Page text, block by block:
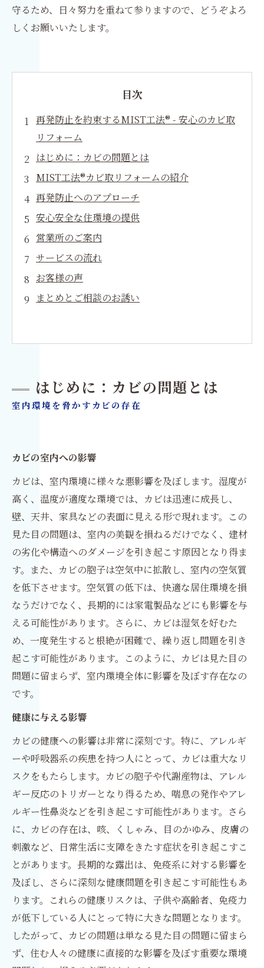
守るため、日々努力を重ねて参りますので、どうぞよろ
しくお願いいたします。
目次
再発防止を約束するMIST工法® - 安心のカビ取
リフォーム
はじめに：カビの問題とは
MIST工法®カビ取リフォームの紹介
再発防止へのアプローチ
安心安全な住環境の提供
営業所のご案内
サービスの流れ
お客様の声
まとめとご相談のお誘い
はじめに：カビの問題とは
室内環境を脅かすカビの存在
カビの室内への影響
カビは、室内環境に様々な悪影響を及ぼします。湿度が
高く、温度が適度な環境では、カビは迅速に成長し、
壁、天井、家具などの表面に見える形で現れます。この
見た目の問題は、室内の美観を損ねるだけでなく、建材
の劣化や構造へのダメージを引き起こす原因となり得ま
す。また、カビの胞子は空気中に拡散し、室内の空気質
を低下させます。空気質の低下は、快適な居住環境を損
なうだけでなく、長期的には家電製品などにも影響を与
える可能性があります。さらに、カビは湿気を好むた
め、一度発生すると根絶が困難で、繰り返し問題を引き
起こす可能性があります。このように、カビは見た目の
問題に留まらず、室内環境全体に影響を及ぼす存在なの
です。
健康に与える影響
カビの健康への影響は非常に深刻です。特に、アレルギ
ーや呼吸器系の疾患を持つ人にとって、カビは重大なリ
スクをもたらします。カビの胞子や代謝産物は、アレル
ギー反応のトリガーとなり得るため、喘息の発作やアレ
ルギー性鼻炎などを引き起こす可能性があります。さら
に、カビの存在は、咳、くしゃみ、目のかゆみ、皮膚の
刺激など、日常生活に支障をきたす症状を引き起こすこ
とがあります。長期的な露出は、免疫系に対する影響を
及ぼし、さらに深刻な健康問題を引き起こす可能性もあ
ります。これらの健康リスクは、子供や高齢者、免疫力
が低下している人にとって特に大きな問題となります。
したがって、カビの問題は単なる見た目の問題に留まら
ず、住む人々の健康に直接的な影響を及ぼす重要な環境